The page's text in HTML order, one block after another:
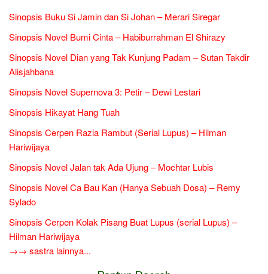
Sinopsis Buku Si Jamin dan Si Johan – Merari Siregar
Sinopsis Novel Bumi Cinta – Habiburrahman El Shirazy
Sinopsis Novel Dian yang Tak Kunjung Padam – Sutan Takdir
Alisjahbana
Sinopsis Novel Supernova 3: Petir – Dewi Lestari
Sinopsis Hikayat Hang Tuah
Sinopsis Cerpen Razia Rambut (Serial Lupus) – Hilman
Hariwijaya
Sinopsis Novel Jalan tak Ada Ujung – Mochtar Lubis
Sinopsis Novel Ca Bau Kan (Hanya Sebuah Dosa) – Remy
Sylado
Sinopsis Cerpen Kolak Pisang Buat Lupus (serial Lupus) –
Hilman Hariwijaya
→→ sastra lainnya...